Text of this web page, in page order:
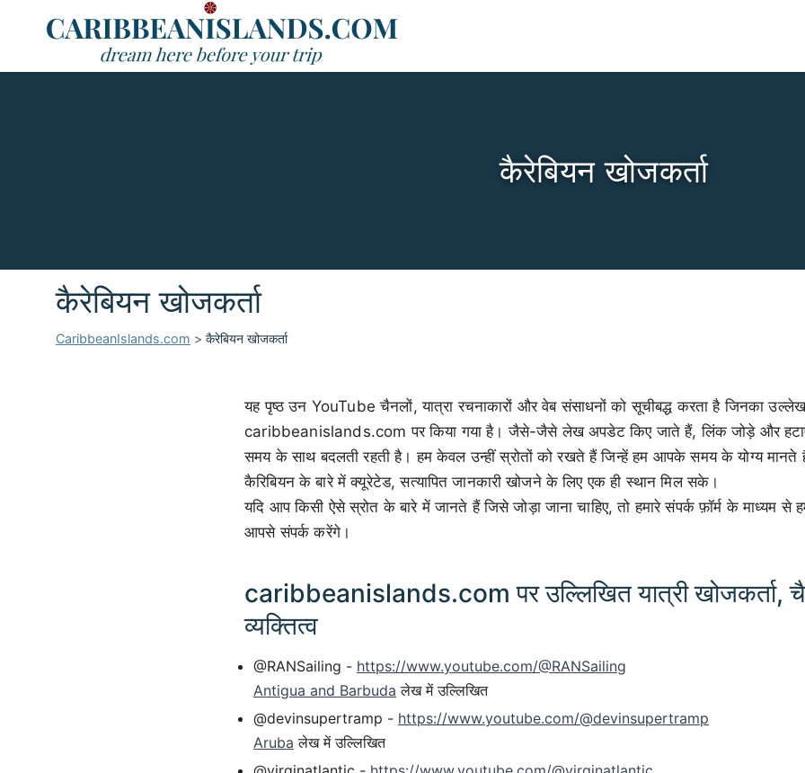
कैरेबियन खोजकर्ता
कैरेबियन खोजकर्ता
CaribbeanIslands.com > कैरेबियन खोजकर्ता
यह पृष्ठ उन YouTube चैनलों, यात्रा रचनाकारों और वेब संसाधनों को सूचीबद्ध करता है जिनका
caribbeanislands.com पर किया गया है। जैसे-जैसे लेख अपडेट किए जाते हैं, लिंक जोड़े और
समय के साथ बदलती रहती है। हम केवल उन्हीं स्रोतों को रखते हैं जिन्हें हम आपके समय के योग्य मानते
कैरिबियन के बारे में क्यूरेटेड, सत्यापित जानकारी खोजने के लिए एक ही स्थान मिल सके।
यदि आप किसी ऐसे स्रोत के बारे में जानते हैं जिसे जोड़ा जाना चाहिए, तो हमारे संपर्क फ़ॉर्म के
आपसे संपर्क करेंगे।
caribbeanislands.com पर उल्लिखित यात्री खोजकर्ता,
व्यक्तित्व
@RANSailing - https://www.youtube.com/@RANSailing
Antigua and Barbuda लेख में उल्लिखित
@devinsupertramp - https://www.youtube.com/@devinsupertramp
Aruba लेख में उल्लिखित